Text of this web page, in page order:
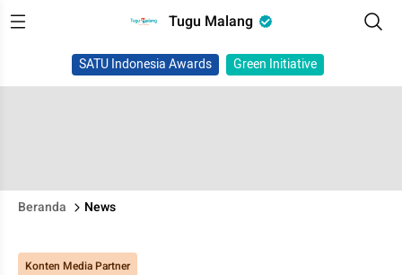
Tugu Malang
SATU Indonesia Awards Green Initiative
Beranda News
Konten Media Partner